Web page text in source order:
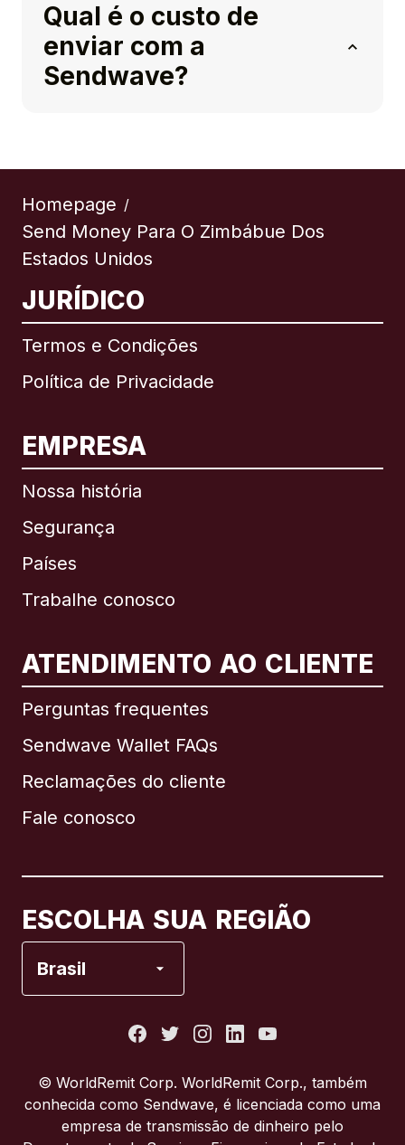
Qual é o custo de
enviar com a
Sendwave?
Homepage /
Send Money Para O Zimbábue Dos
Estados Unidos
JURÍDICO
Termos e Condições
Política de Privacidade
EMPRESA
Nossa história
Segurança
Países
Trabalhe conosco
ATENDIMENTO AO CLIENTE
Perguntas frequentes
Sendwave Wallet FAQs
Reclamações do cliente
Fale conosco
ESCOLHA SUA REGIÃO
Brasil
Internacional English
Brasil
Itália
© WorldRemit Corp. WorldRemit Corp., também
conhecida como Sendwave, é licenciada como uma
empresa de transmissão de dinheiro pelo